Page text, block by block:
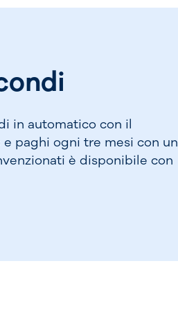
di attività
molto altro.
la natura.
di
alcuni
botteghe
Un
in automatico con il
paghi ogni tre mesi con un
è disponibile con